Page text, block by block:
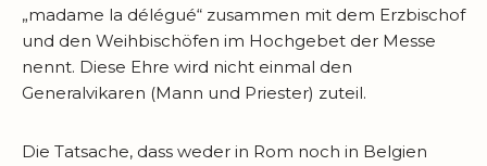
„madame la délégué“ zusammen mit dem Erzbischof
und den Weihbischöfen im Hochgebet der Messe
nennt. Diese Ehre wird nicht einmal den
Generalvikaren (Mann und Priester) zuteil.
Die Tatsache, dass weder in Rom noch in Belgien